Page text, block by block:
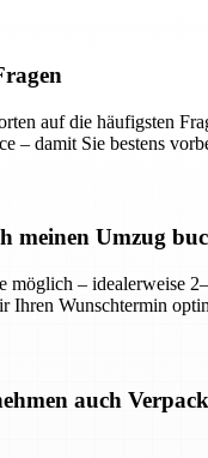
auf die häufigsten
– damit Sie bestens
meinen Umzug
möglich – idealerweise
Ihren Wunschtermin
auch